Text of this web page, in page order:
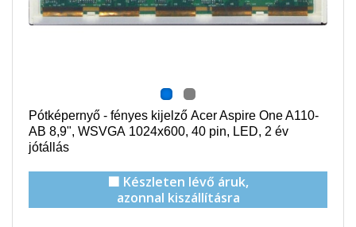
Pótképernyő - fényes kijelző Acer Aspire One A110-
AB 8,9", WSVGA 1024x600, 40 pin, LED, 2 év
jótállás
🟩 Készleten lévő áruk,
azonnal kiszállításra